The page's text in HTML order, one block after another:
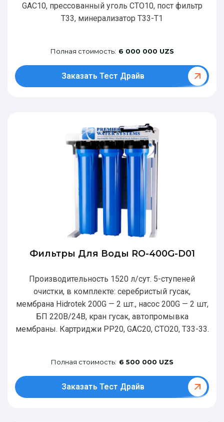
GAC10, прессованный уголь CTO10, пост фильтр
T33, минерализатор Т33-Т1
Полная стоимость: 6 000 000 UZS
Заказать Тест Драйв
Фильтры Для Воды RO-400G-D01
Производительность 1520 л/сут. 5-ступеней
очистки, в комплекте: серебристый гусак,
мембрана Hidrotek 200G — 2 шт., насос 200G — 2 шт,
БП 220В/24В, кран гусак, автопромывка
мембраны. Картриджи РР20, GAC20, CTO20, T33-33.
Полная стоимость: 6 500 000 UZS
Заказать Тест Драйв